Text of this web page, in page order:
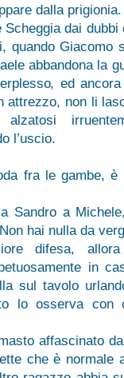
dalla prigionia.
Scheggia dai
quando Giacomo
abbandona la
ed
attrezzo, non li
l’uscio.
fra le gambe,
Sandro a
hai nulla da
difesa,
in
sul tavolo
lo osserva
affascinato
che è normale